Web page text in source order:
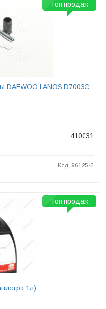
DAEWOO LANOS D7003C
410031
Код: 96125-2
Топ продаж
1л)
Топ продаж